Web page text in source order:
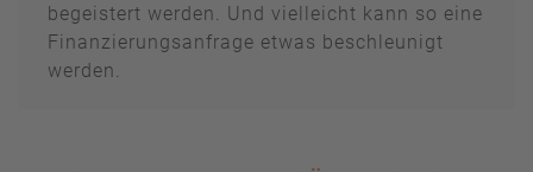
begeistert werden. Und vielleicht kann so eine
Finanzierungsanfrage etwas beschleunigt
werden.